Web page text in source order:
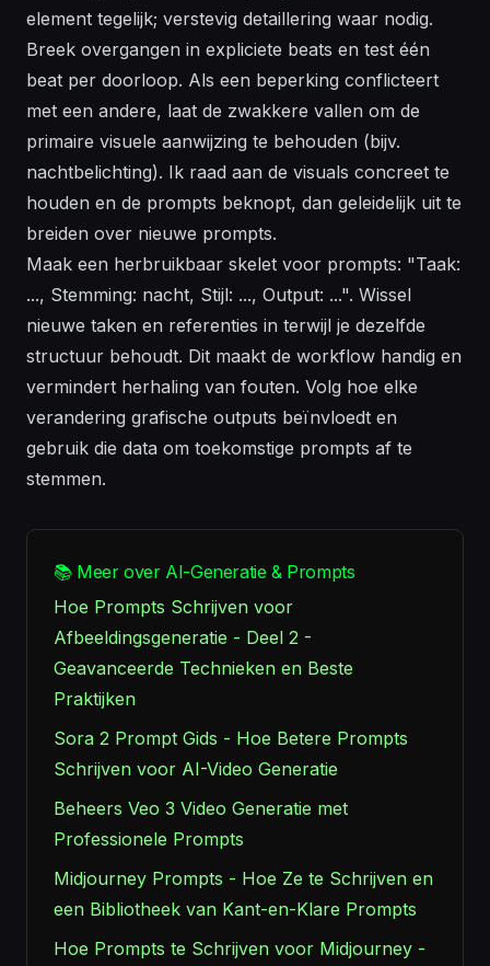
element tegelijk; verstevig detaillering waar nodig.
Breek overgangen in expliciete beats en test één
beat per doorloop. Als een beperking conflicteert
met een andere, laat de zwakkere vallen om de
primaire visuele aanwijzing te behouden (bijv.
nachtbelichting). Ik raad aan de visuals concreet te
houden en de prompts beknopt, dan geleidelijk uit te
breiden over nieuwe prompts.
Maak een herbruikbaar skelet voor prompts: "Taak:
..., Stemming: nacht, Stijl: ..., Output: ...". Wissel
nieuwe taken en referenties in terwijl je dezelfde
structuur behoudt. Dit maakt de workflow handig en
vermindert herhaling van fouten. Volg hoe elke
verandering grafische outputs beïnvloedt en
gebruik die data om toekomstige prompts af te
stemmen.
📚 Meer over AI-Generatie & Prompts
Hoe Prompts Schrijven voor
Afbeeldingsgeneratie - Deel 2 -
Geavanceerde Technieken en Beste
Praktijken
Sora 2 Prompt Gids - Hoe Betere Prompts
Schrijven voor AI-Video Generatie
Beheers Veo 3 Video Generatie met
Professionele Prompts
Midjourney Prompts - Hoe Ze te Schrijven en
een Bibliotheek van Kant-en-Klare Prompts
Hoe Prompts te Schrijven voor Midjourney -